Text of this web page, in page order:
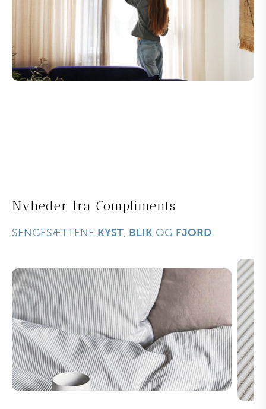
Nyheder fra Compliments
SENGESÆTTENE KYST, BLIK OG FJORD